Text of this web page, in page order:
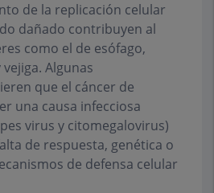
de la replicación celular
dañado contribuyen al
como el de esófago,
Algunas
que el cáncer de
una causa infecciosa
virus y citomegalovirus)
de respuesta, genética o
de defensa celular